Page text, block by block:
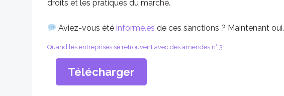
droits et les pratiques du marché.
Aviez-vous été informé.es de ces sanctions ? Maintenant oui.
Quand les entreprises se retrouvent avec des amendes n° 3
Télécharger